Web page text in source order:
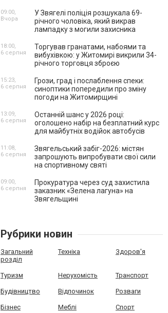
У Звягелі поліція розшукала 69-
річного чоловіка, який викрав
лампадку з могили захисника
09:00,
Вчора
Торгував гранатами, набоями та
вибухівкою: у Житомирі викрили 34-
річного торговця зброєю
18:00,
6 серпня
Грози, град і послаблення спеки:
синоптики попередили про зміну
погоди на Житомирщині
15:23,
6 серпня
Останній шанс у 2026 році:
оголошено набір на безплатний курс
для майбутніх водійок автобусів
13:09,
6 серпня
Звягельський забіг-2026: містян
запрошують випробувати свої сили
на спортивному святі
11:08,
6 серпня
Прокуратура через суд захистила
заказник «Зелена лагуна» на
Звягельщині
09:00,
6 серпня
Рубрики новин
Загальний
розділ
Техніка Здоров'я
Туризм Нерухомість Транспорт
Будівництво Відпочинок Розваги
Бізнес Меблі Спорт